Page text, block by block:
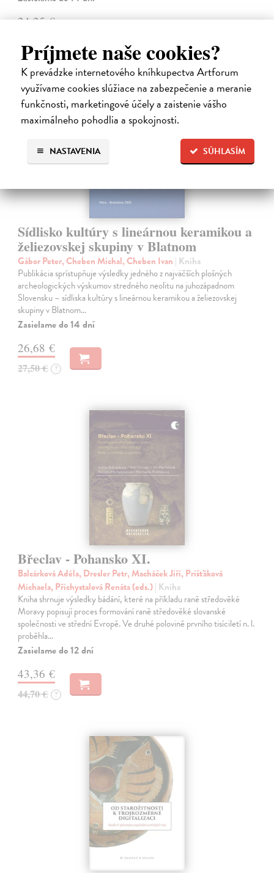
Príjmete naše cookies?
K prevádzke internetového kníhkupectva Artforum
využívame cookies slúžiace na zabezpečenie a meranie
funkčnosti, marketingové účely a zaistenie vášho
maximálneho pohodlia a spokojnosti.
SÚHLASÍM
NASTAVENIA
24,25 €
Sídlisko kultúry s lineárnou keramikou a
želiezovskej skupiny v Blatnom
Gábor Peter, Cheben Michal, Cheben Ivan | Kniha
Publikácia sprístupňuje výsledky jedného z najväčších plošných
archeologických výskumov stredného neolitu na juhozápadnom
Slovensku – sídliska kultúry s lineárnou keramikou a želiezovskej
skupiny v Blatnom…
Zasielame do 14 dní
26,68 €
27,50 € ?
Břeclav - Pohansko XI.
Balcárková Adéla, Dresler Petr, Macháček Jiří, Prišťáková
Michaela, Přichystalová Renáta (eds.)| Kniha
Kniha shrnuje výsledky bádání, které na příkladu raně středověké
Moravy popisují proces formování raně středověké slovanské
společnosti ve střední Evropě. Ve druhé polovině prvního tisíciletí n. l.
proběhla…
Zasielame do 12 dní
43,36 €
44,70 € ?